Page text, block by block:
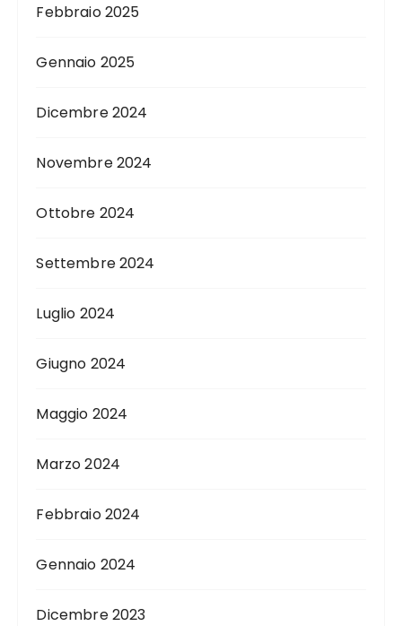
Febbraio 2025
Gennaio 2025
Dicembre 2024
Novembre 2024
Ottobre 2024
Settembre 2024
Luglio 2024
Giugno 2024
Maggio 2024
Marzo 2024
Febbraio 2024
Gennaio 2024
Dicembre 2023